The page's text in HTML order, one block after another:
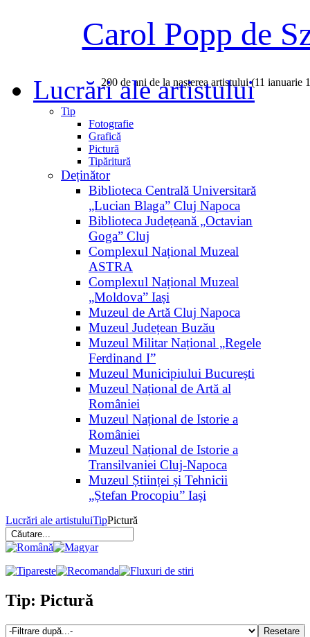
Carol Popp de
200 de ani de la nașterea artistului (11 ianuarie
Lucrări ale artistului
Tip
Fotografie
Grafică
Pictură
Tipăritură
Deținător
Biblioteca Centrală Universitară
„Lucian Blaga” Cluj Napoca
Biblioteca Județeană „Octavian
Goga” Cluj
Complexul Național Muzeal
ASTRA
Complexul Național Muzeal
„Moldova” Iași
Muzeul de Artă Cluj Napoca
Muzeul Județean Buzău
Muzeul Militar Național „Regele
Ferdinand I”
Muzeul Municipiului București
Muzeul Național de Artă al
României
Muzeul Național de Istorie a
României
Muzeul Național de Istorie a
Transilvaniei Cluj-Napoca
Muzeul Științei și Tehnicii
„Ștefan Procopiu” Iași
Lucrări ale artistuluiTipPictură
Tip: Pictură
Resetare